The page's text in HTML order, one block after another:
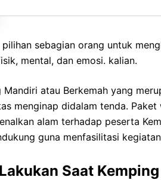
sebagian orang untuk
mental, dan emosi. kalian.
atau Berkemah yang
menginap didalam tenda.
alam terhadap peserta
guna menfasilitasi
Saat Kemping